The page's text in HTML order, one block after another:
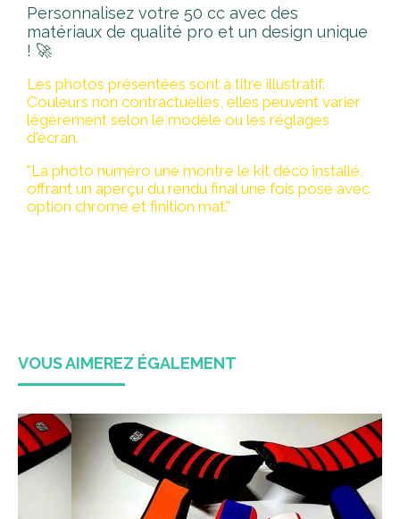
Personnalisez votre 50 cc avec des
matériaux de qualité pro et un design unique
! 🚀
Les photos présentées sont à titre illustratif.
Couleurs non contractuelles, elles peuvent varier
légèrement selon le modèle ou les réglages
d'écran.
"La photo numéro une montre le kit déco installé,
offrant un aperçu du rendu final une fois posé avec
option chrome et finition mat."
VOUS AIMEREZ ÉGALEMENT